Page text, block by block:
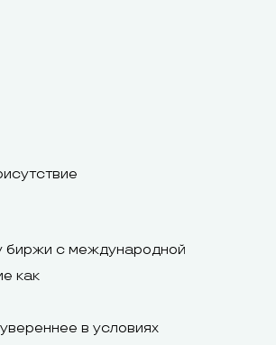
биржи с международной
как
в условиях